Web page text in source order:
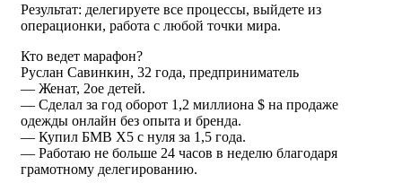
Результат: делегируете все процессы, выйдете из
операционки, работа с любой точки мира.
Кто ведет марафон?
Руслан Савинкин, 32 года, предприниматель
— Женат, 2ое детей.
— Сделал за год оборот 1,2 миллиона $ на продаже
одежды онлайн без опыта и бренда.
— Купил БМВ Х5 с нуля за 1,5 года.
— Работаю не больше 24 часов в неделю благодаря
грамотному делегированию.